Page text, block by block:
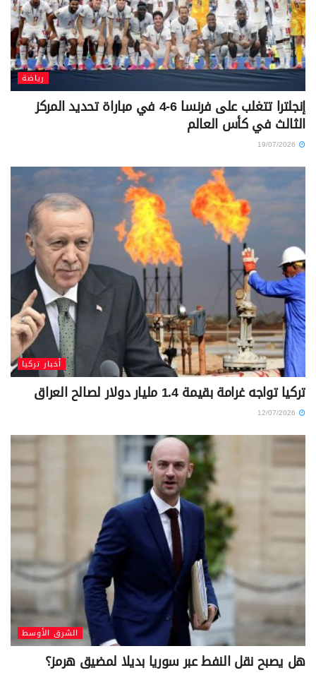
رياضة
إنجلترا تتغلب على فرنسا 6-4 في مباراة تحديد المركز
الثالث في كأس العالم
أخبار تركيا
تركيا تواجه غرامة بقيمة 1.4 مليار دولار لصالح العراق
الشرق الأوسط
هل يصبح نقل النفط عبر سوريا بديلا لمضيق هرمز؟